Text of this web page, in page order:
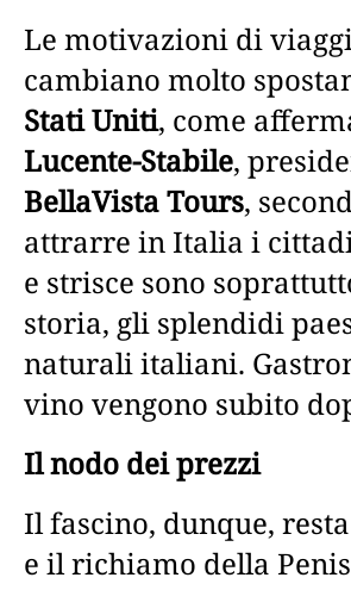
Le motivazioni di
cambiano molto
Stati Uniti, come
Lucente-Stabile,
BellaVista Tours,
attrarre in Italia i
e strisce sono
storia, gli splendidi
naturali italiani.
vino vengono subito
Il nodo dei prezzi
Il fascino, dunque,
e il richiamo della